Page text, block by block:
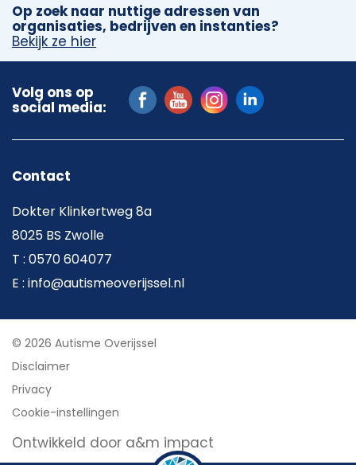
Op zoek naar nuttige adressen van
organisaties, bedrijven en instanties?
Bekijk ze hier
Volg ons op
social media:
Contact
Dokter Klinkertweg 8a
8025 BS Zwolle
T : 0570 604077
E : info@autismeoverijssel.nl
© 2026 Autisme Overijssel
Disclaimer
Privacy
Cookie-instellingen
Ontwikkeld door a&m impact